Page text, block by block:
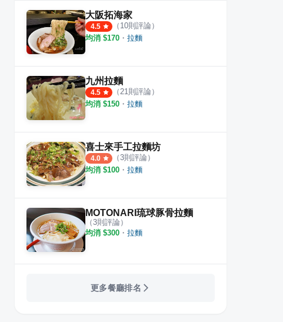
則評論 4.6
大阪拓海家
4.5 （ 10則評論）
均消 $170 ・ 拉麵
九州拉麵
4.5 （21則評論）
均消 $150 ・ 拉麵
喜士來手工拉麵坊
4.0 （3則評論）
均消 $100 ・ 拉麵
MOTONARI琉球豚骨拉麵
（3則評論）
均消 $300 ・ 拉麵
更多餐廳排名